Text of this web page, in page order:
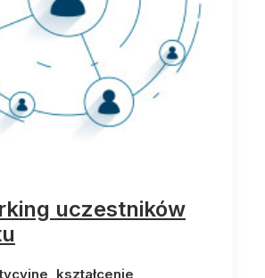
uczestników
kształcenie